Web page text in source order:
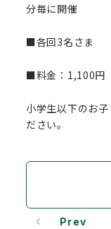
分毎に開催
■各回3名さま
■料金：1,100円
小学生以下のお
ださい。
Prev